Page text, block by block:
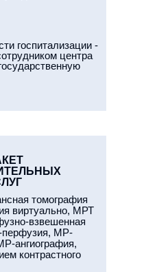
томография
виртуально, МРТ
взвешенная
МР-
ангиография,
контрастного
госпитализации -
центра